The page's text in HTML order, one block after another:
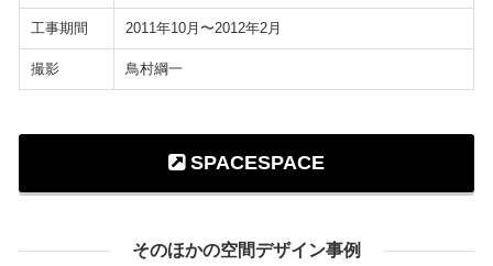
工事期間 2011年10月〜2012年2月
撮影 鳥村綱一
SPACESPACE
そのほかの空間デザイン事例